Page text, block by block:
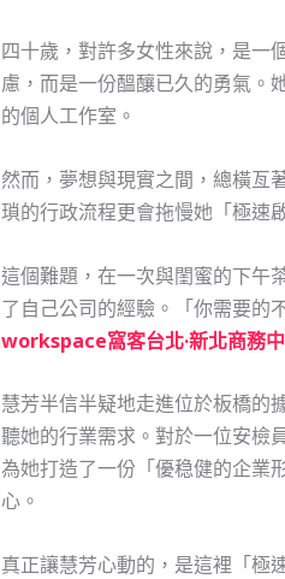
四十歲，對許多女性來說，是一
慮，而是一份醞釀已久的勇氣。
的個人工作室。
然而，夢想與現實之間，總橫亙
瑣的行政流程更會拖慢她「極速
這個難題，在一次與閨蜜的下午
了自己公司的經驗。「你需要的
workspace窩客台北·新北商務
慧芳半信半疑地走進位於板橋的
聽她的行業需求。對於一位安檢
為她打造了一份「優稳健的企
心。
真正讓慧芳心動的，是這裡「極